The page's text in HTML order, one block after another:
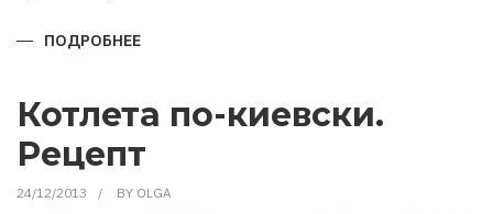
ПОДРОБНЕЕ
МУЛЬТИВАРКЕ.
Котлета по-киевски.
Рецепт
24/12/2013 BY OLGA